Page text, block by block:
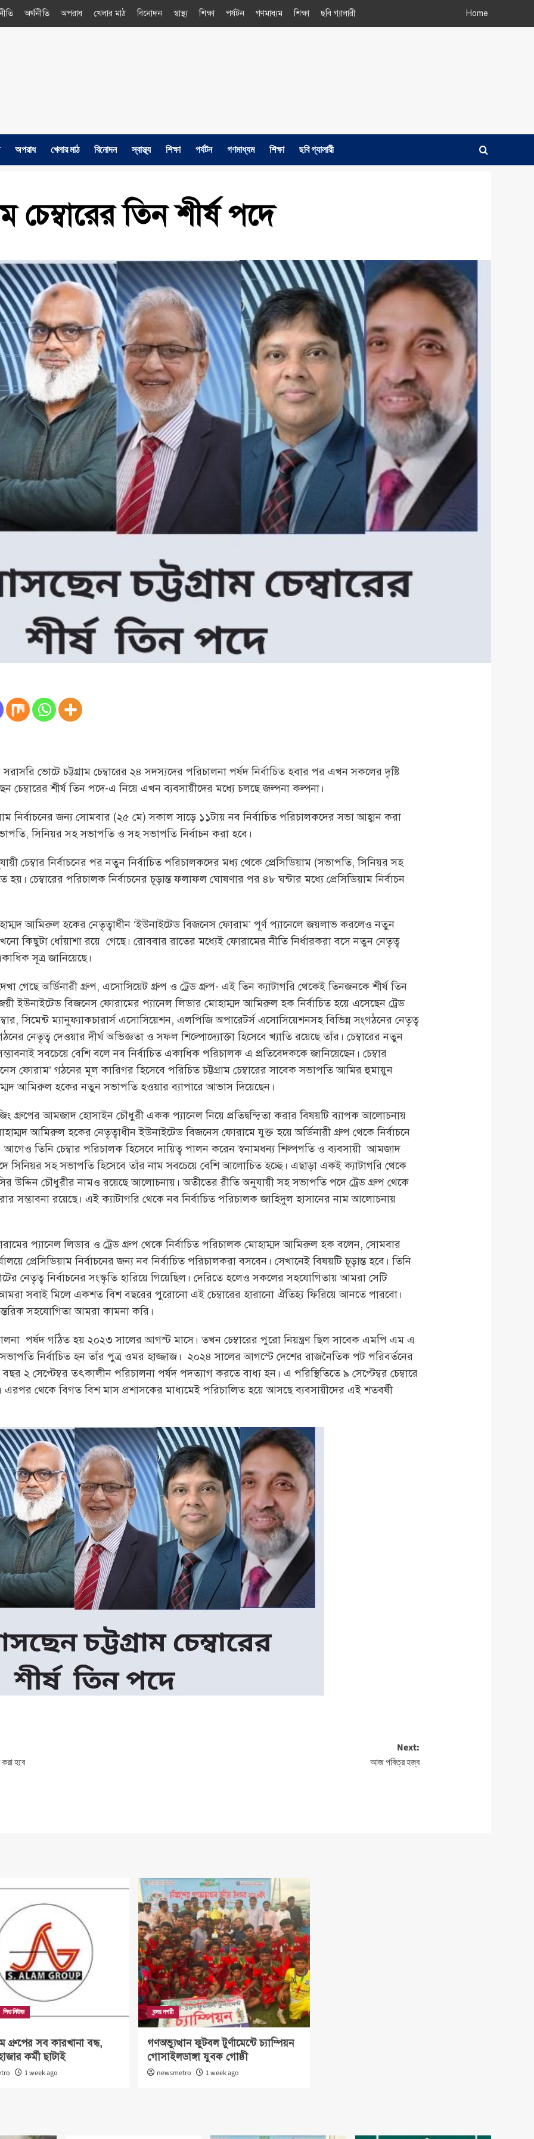
অর্থনীতি অপরাধ খেলার মাঠ বিনোদন স্বাস্থ্য শিক্ষা পর্যটন গণমাধ্যম শিক্ষা ছবি গ্যালারী Home
অপরাধ খেলার মাঠ বিনোদন স্বাস্থ্য শিক্ষা পর্যটন গণমাধ্যম শিক্ষা ছবি গ্যালারী
চেম্বারের তিন শীর্ষ পদে
ভোটে চট্টগ্রাম চেম্বারের ২৪ সদস্যদের পরিচালনা পর্ষদ নির্বাচিত হবার পর এখন সকলের দৃষ্টি
চেম্বারের শীর্ষ তিন পদে-এ নিয়ে এখন ব্যবসায়ীদের মধ্যে চলছে জল্পনা কল্পনা।
নির্বাচনের জন্য সোমবার (২৫ মে) সকাল সাড়ে ১১টায় নব নির্বাচিত পরিচালকদের সভা আহ্বান করা
সিনিয়র সহ সভাপতি ও সহ সভাপতি নির্বাচন করা হবে।
চেম্বার নির্বাচনের পর নতুন নির্বাচিত পরিচালকদের মধ্য থেকে প্রেসিডিয়াম (সভাপতি, সিনিয়র সহ
চেম্বারের পরিচালক নির্বাচনের চূড়ান্ত ফলাফল ঘোষণার পর ৪৮ ঘন্টার মধ্যে প্রেসিডিয়াম নির্বাচন
আমিরুল হকের নেতৃত্বাধীন ‘ইউনাইটেড বিজনেস ফোরাম’ পূর্ণ প্যানেলে জয়লাভ করলেও নতুন
কিছুটা ধোঁয়াশা রয়ে গেছে। রোববার রাতের মধ্যেই ফোরামের নীতি নির্ধারকরা বসে নতুন নেতৃত্ব
সূত্র জানিয়েছে।
গেছে অর্ডিনারী গ্রুপ, এসোসিয়েট গ্রুপ ও ট্রেড গ্রুপ- এই তিন ক্যাটাগরি থেকেই তিনজনকে শীর্ষ তিন
ইউনাইটেড বিজনেস ফোরামের প্যানেল লিডার মোহাম্মদ আমিরুল হক নির্বাচিত হয়ে এসেছেন ট্রেড
সিমেন্ট ম্যানুফ্যাকচারার্স এসোসিয়েশন, এলপিজি অপারেটর্স এসোসিয়েশনসহ বিভিন্ন সংগঠনের নেতৃত্ব
নেতৃত্ব দেওয়ার দীর্ঘ অভিজ্ঞতা ও সফল শিল্পোদ্যোক্তা হিসেবে খ্যাতি রয়েছে তাঁর। চেম্বারের নতুন
সবচেয়ে বেশি বলে নব নির্বাচিত একাধিক পরিচালক এ প্রতিবেদককে জানিয়েছেন। চেম্বার
ফোরাম’ গঠনের মূল কারিগর হিসেবে পরিচিত চট্টগ্রাম চেম্বারের সাবেক সভাপতি আমির হুমায়ুন
আমিরুল হকের নতুন সভাপতি হওয়ার ব্যাপারে আভাস দিয়েছেন।
গ্রুপের আমজাদ হোসাইন চৌধুরী একক প্যানেল নিয়ে প্রতিদ্বন্দ্বিতা করার বিষয়টি ব্যাপক আলোচনায়
আমিরুল হকের নেতৃত্বাধীন ইউনাইটেড বিজনেস ফোরামে যুক্ত হয়ে অর্ডিনারী গ্রুপ থেকে নির্বাচনে
তিনি চেম্বার পরিচালক হিসেবে দায়িত্ব পালন করেন স্বনামধন্য শিল্পপতি ও ব্যবসায়ী আমজাদ
সিনিয়র সহ সভাপতি হিসেবে তাঁর নাম সবচেয়ে বেশি আলোচিত হচ্ছে। এছাড়া একই ক্যাটাগরি থেকে
উদ্দিন চৌধুরীর নামও রয়েছে আলোচনায়। অতীতের রীতি অনুযায়ী সহ সভাপতি পদে ট্রেড গ্রুপ থেকে
সম্ভাবনা রয়েছে। এই ক্যাটাগরি থেকে নব নির্বাচিত পরিচালক জাহিদুল হাসানের নাম আলোচনায়
প্যানেল লিডার ও ট্রেড গ্রুপ থেকে নির্বাচিত পরিচালক মোহাম্মদ আমিরুল হক বলেন, সোমবার
প্রেসিডিয়াম নির্বাচনের জন্য নব নির্বাচিত পরিচালকরা বসবেন। সেখানেই বিষয়টি চূড়ান্ত হবে। তিনি
নেতৃত্ব নির্বাচনের সংস্কৃতি হারিয়ে গিয়েছিল। দেরিতে হলেও সকলের সহযোগিতায় আমরা সেটি
সবাই মিলে একশত বিশ বছরের পুরোনো এই চেম্বারের হারানো ঐতিহ্য ফিরিয়ে আনতে পারবো।
সহযোগিতা আমরা কামনা করি।
পর্ষদ গঠিত হয় ২০২৩ সালের আগস্ট মাসে। তখন চেম্বারের পুরো নিয়ন্ত্রণ ছিল সাবেক এমপি এম এ
নির্বাচিত হন তাঁর পুত্র ওমর হাজ্জাজ। ২০২৪ সালের আগস্টে দেশের রাজনৈতিক পট পরিবর্তনের
২ সেপ্টেম্বর তৎকালীন পরিচালনা পর্ষদ পদত্যাগ করতে বাধ্য হন। এ পরিস্থিতিতে ৯ সেপ্টেম্বর চেম্বারে
এরপর থেকে বিগত বিশ মাস প্রশাসকের মাধ্যমেই পরিচালিত হয়ে আসছে ব্যবসায়ীদের এই শতবর্ষী
হবে
Next:
আজ পবিত্র হজ্ব
লিড নিউজ
সব কারখানা বন্ধ,
কর্মী ছাটাই
1 week ago
বন্দর নগরী
গণঅভ্যুত্থান ফুটবল টুর্ণামেন্টে চ্যাম্পিয়ন
গোসাইলডাঙ্গা যুবক গোষ্ঠী
newsmetro 1 week ago